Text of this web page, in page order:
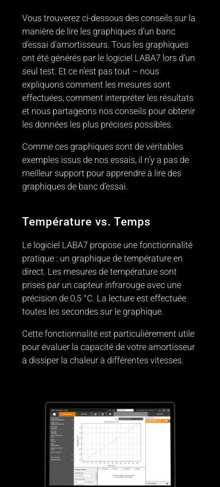
Vous trouverez ci-dessous des conseils sur la
manière de lire les graphiques d’un banc
d’essai d’amortisseurs. Tous les graphiques
ont été générés par le logiciel LABA7 lors d’un
seul test. Et ce n’est pas tout – nous
expliquons comment les mesures sont
effectuées, comment interpréter les résultats
et nous partageons nos conseils pour obtenir
les données les plus précises possibles.
Comme ces graphiques sont de véritables
exemples issus de nos essais, il n’y a pas de
meilleur support pour apprendre à lire des
graphiques de banc d’essai.
Température vs. Temps
Le logiciel LABA7 propose une fonctionnalité
pratique : un graphique de température en
direct. Les mesures de température sont
prises par un capteur infrarouge avec une
précision de 0,5 °C. La lecture est effectuée
toutes les secondes sur le graphique.
Cette fonctionnalité est particulièrement utile
pour évaluer la capacité de votre amortisseur
à dissiper la chaleur à différentes vitesses.